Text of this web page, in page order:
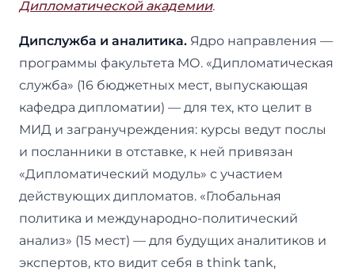
Дипломатической академии.
Дипслужба и аналитика. Ядро направления —
программы факультета МО. «Дипломатическая
служба» (16 бюджетных мест, выпускающая
кафедра дипломатии) — для тех, кто целит в
МИД и загранучреждения: курсы ведут послы
и посланники в отставке, к ней привязан
«Дипломатический модуль» с участием
действующих дипломатов. «Глобальная
политика и международно-политический
анализ» (15 мест) — для будущих аналитиков и
экспертов, кто видит себя в think tank,